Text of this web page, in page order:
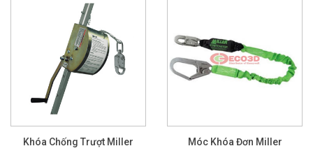
Khóa Chống Trượt Miller
Móc Khóa Đơn Miller